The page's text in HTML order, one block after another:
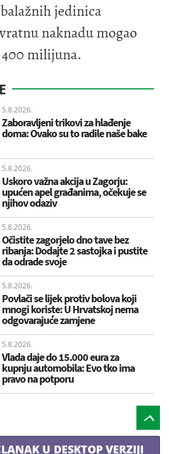
jedinica
naknadu mogao
milijuna.
5.8.2026.
Zaboravljeni trikovi za hlađenje
doma: Ovako su to radile naše bake
5.8.2026.
Uskoro važna akcija u Zagorju:
upućen apel građanima, očekuje se
njihov odaziv
5.8.2026.
Očistite zagorjelo dno tave bez
ribanja: Dodajte 2 sastojka i pustite
da odrade svoje
5.8.2026.
Povlači se lijek protiv bolova koji
mnogi koriste: U Hrvatskoj nema
odgovarajuće zamjene
5.8.2026.
Vlada daje do 15.000 eura za
kupnju automobila: Evo tko ima
pravo na potporu
U DESKTOP VERZIJI